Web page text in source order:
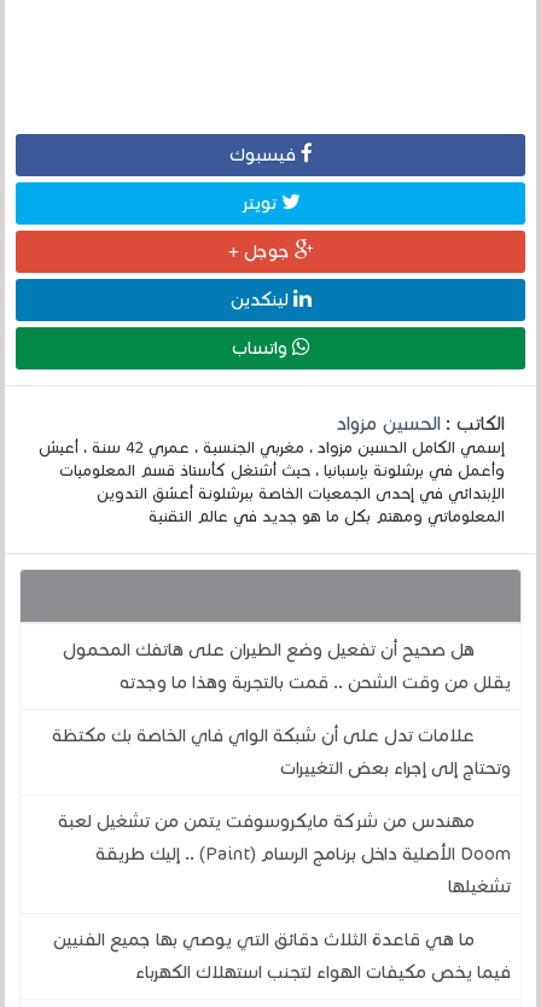
فيسبوك
تويتر
جوجل +
لينكدين
واتساب
الكاتب :الحسين مزواد
إسمي الكامل الحسين مزواد ، مغربي الجنسية ، عمري 42 سنة ، أعيش
وأعمل في برشلونة بإسبانيا ، حيث أشتغل كأستاذ قسم المعلوميات
الإبتدائي في إحدى الجمعيات الخاصة ببرشلونة أعشق التدوين
المعلوماتي ومهتم بكل ما هو جديد في عالم التقنية
هل صحيح أن تفعيل وضع الطيران على هاتفك المحمول
يقلل من وقت الشحن .. قمت بالتجربة وهذا ما وجدته
علامات تدل على أن شبكة الواي فاي الخاصة بك مكتظة
وتحتاج إلى إجراء بعض التغييرات
مهندس من شركة مايكروسوفت يتمن من تشغيل لعبة
Doom الأصلية داخل برنامج الرسام (Paint) .. إليك طريقة
تشغيلها
ما هي قاعدة الثلاث دقائق التي يوصي بها جميع الفنيين
فيما يخص مكيفات الهواء لتجنب استهلاك الكهرباء